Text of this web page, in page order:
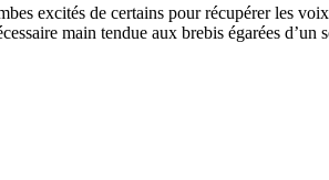
excités de certains pour récupérer les
main tendue aux brebis égarées